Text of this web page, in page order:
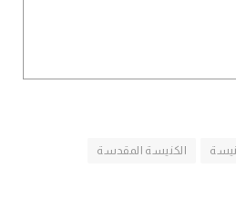
الكنيسة المقدسة